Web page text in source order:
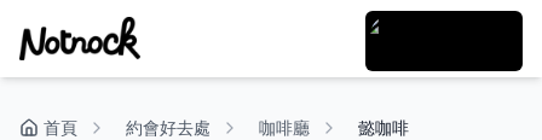
首頁 約會好去處 咖啡廳 懿咖啡